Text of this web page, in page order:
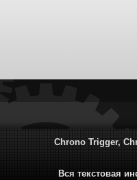
Chrono Trigger,
Вся текстовая